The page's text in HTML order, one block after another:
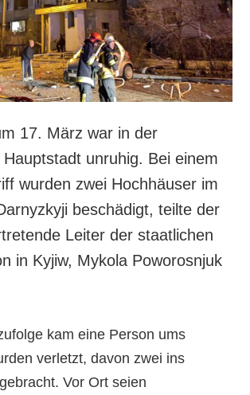
und
LEISTUNGEN
Abonnement
Fotobank
17. März war in der
unruhig. Bei einem
wurden zwei Hochhäuser im
beschädigt, teilte der
Leiter der staatlichen
in Kyjiw, Mykola Poworosnjuk
kam eine Person ums
verletzt, davon zwei ins
Vor Ort seien